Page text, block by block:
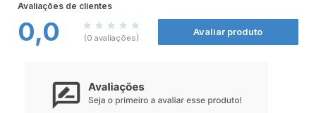
Ingredientes:
Água, glicerina, óleo de girassol, dimeticona, pantenol, niacinamida, álcool
cetílico, conservantes e agentes hidratantes conforme formulação do fabricante.
abundantemente com água. Não aplicar sobre pele irritada ou lesionada. Em
caso de irritação, suspender o uso e procurar orientação médica. Manter fora do
alcance de crianças.
Avaliações de clientes
0,0 (0 avaliações)
Avaliar produto